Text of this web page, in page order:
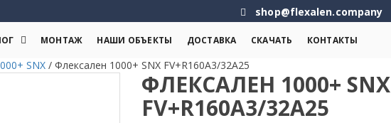
shop@flexalen.company
МОНТАЖ НАШИ ОБЪЕКТЫ ДОСТАВКА СКАЧАТЬ КОНТАКТЫ
SNX / Флексален 1000+ SNX FV+R160A3/32A25
ФЛЕКСАЛЕН 1000+ SNX
FV+R160A3/32A25